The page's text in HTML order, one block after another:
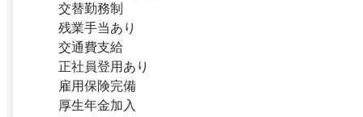
交替勤務制
残業手当あり
交通費支給
正社員登用あり
雇用保険完備
厚生年金加入